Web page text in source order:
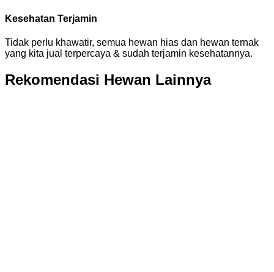
Kesehatan Terjamin
Tidak perlu khawatir, semua hewan hias dan hewan ternak
yang kita jual terpercaya & sudah terjamin kesehatannya.
Rekomendasi Hewan Lainnya